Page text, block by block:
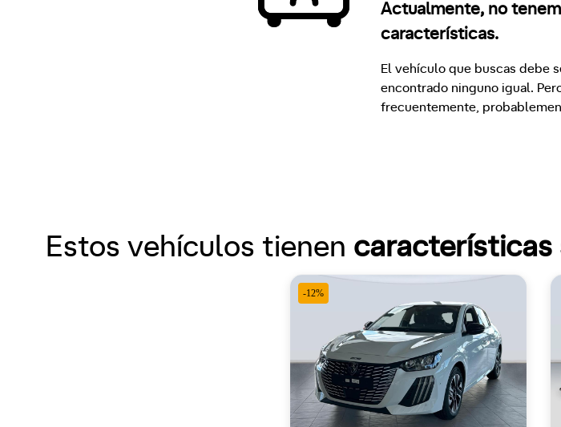
Actualmente, no
características.
El vehículo que buscas debe
encontrado ninguno igual.
frecuentemente,
Estos vehículos tienen características
-12%